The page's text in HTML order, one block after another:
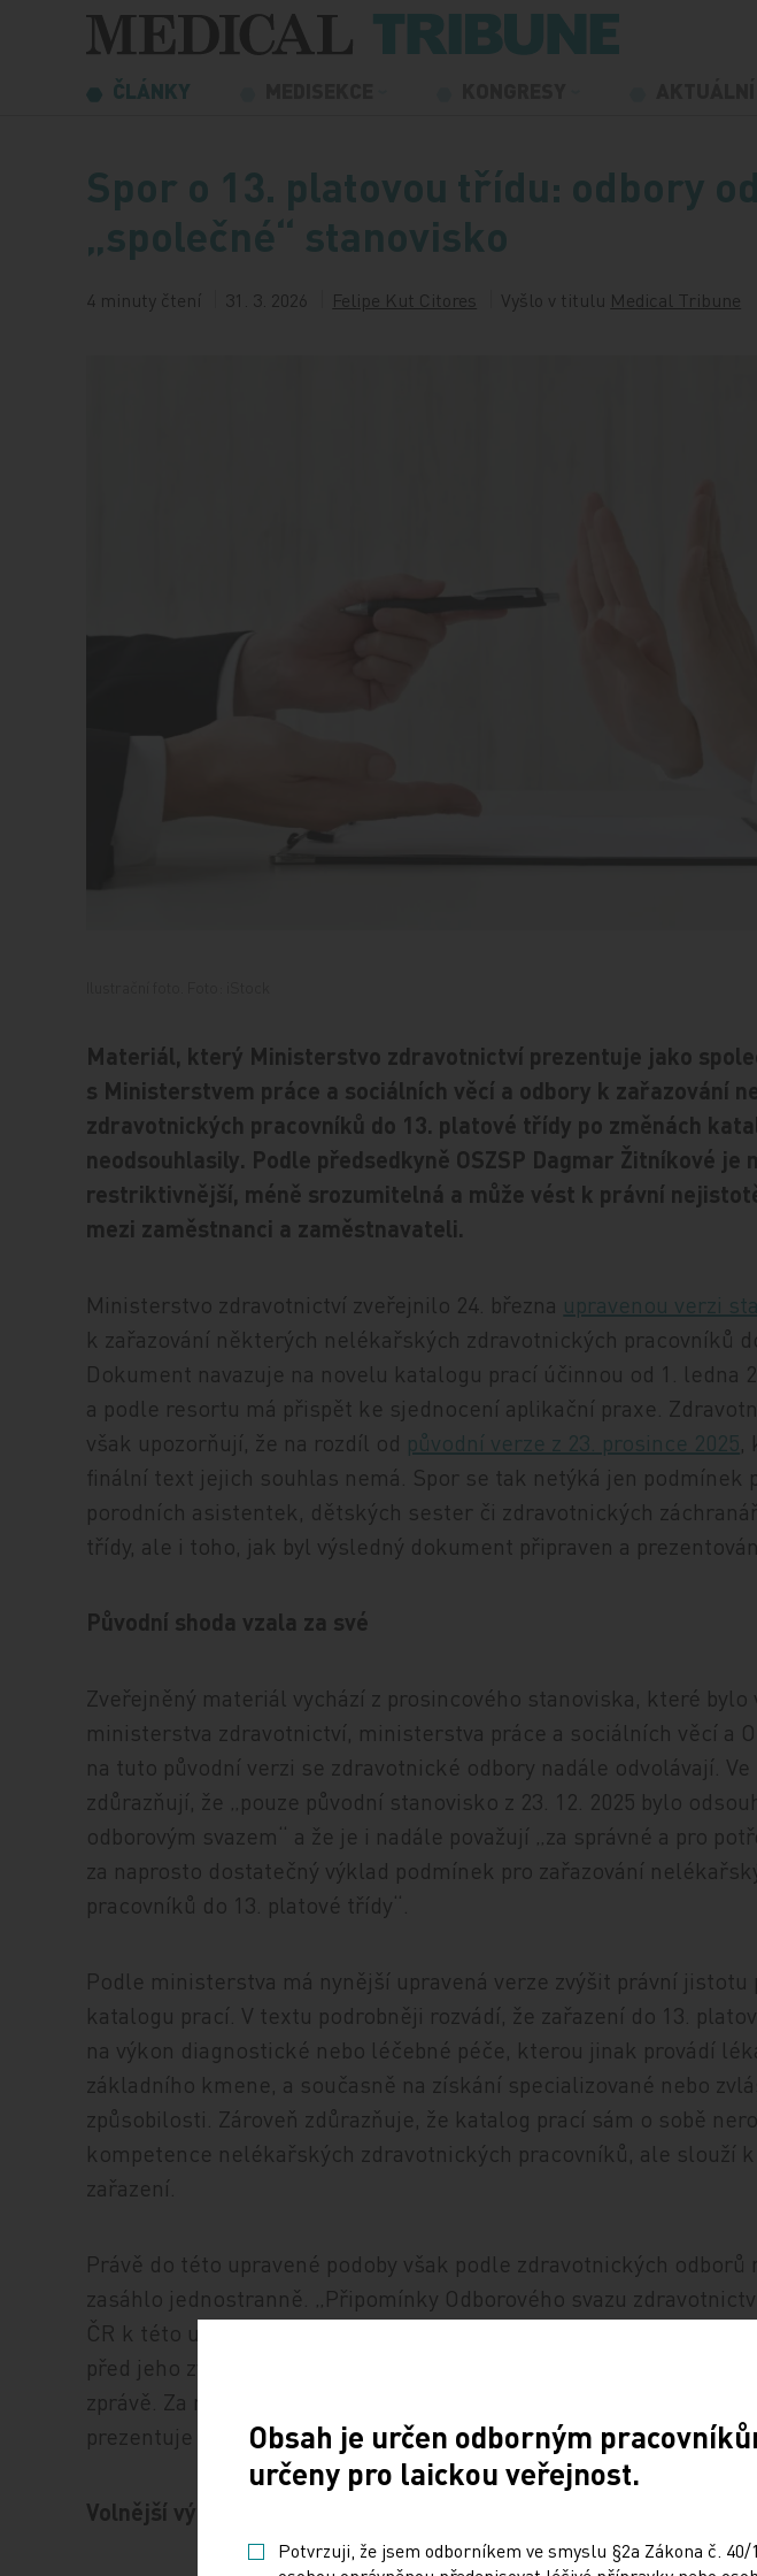
Přeskočit na obsah
ČLÁNKY
Spor o 13. platovou třídu: odbory
„společné“ stanovisko
4 minuty čtení 31. 3. 2026 Felipe Kut Citores Vyšlo v titulu Medical Tribune
Materiál, který Ministerstvo zdravotnictví prezentuje jako
s Ministerstvem práce a sociálních věcí a odbory k zařazování
zdravotnických pracovníků do 13. platové třídy po změnách
neodsouhlasily. Podle předsedkyně OSZSP Dagmar Žitníkové je
restriktivnější, méně srozumitelná a může vést k právní
mezi zaměstnanci a zaměstnavateli.
Ministerstvo zdravotnictví zveřejnilo 24. března upravenou verzi
k zařazování některých nelékařských zdravotnických pracovníků
Dokument navazuje na novelu katalogu prací účinnou od 1. ledna
a podle resortu má přispět ke sjednocení aplikační praxe.
však upozorňují, že na rozdíl od původní verze z 23. prosince 2025,
finální text jejich souhlas nemá. Spor se tak netýká jen podmínek
porodních asistentek, dětských sester či zdravotnických
třídy, ale i toho, jak byl výsledný dokument připraven a
Původní shoda vzala za své
Zveřejněný materiál vychází z prosincového stanoviska, které
ministerstva zdravotnictví, ministerstva práce a sociálních věcí a
na tuto původní verzi se zdravotnické odbory nadále odvolávají.
zdůrazňují, že „pouze původní stanovisko z 23. 12. 2025 bylo
odborovým svazem“ a že je i nadále považují „za správné a pro
za naprosto dostatečný výklad podmínek pro zařazování
pracovníků do 13. platové třídy“.
Podle ministerstva má nynější upravená verze zvýšit právní jistotu
katalogu prací. V textu podrobněji rozvádí, že zařazení do 13.
na výkon diagnostické nebo léčebné péče, kterou jinak provádí
základního kmene, a současně na získání specializované nebo
způsobilosti. Zároveň zdůrazňuje, že katalog prací sám o sobě
kompetence nelékařských zdravotnických pracovníků, ale slouží
zařazení.
Právě do této upravené podoby však podle zdravotnických
zasáhlo jednostranně. „Připomínky Odborového svazu
ČR k této upravené verzi stanoviska nebyly přijaty a finální verze
před jeho zveřejněním naším odborovým svazem odsouhlasena,“
zprávě. Za nepřijatelné pak označil, že ministerstvo takto upravený
prezentuje jako společný dokument.
Volnější výklad, rozdílná praxe
Obsah je určen odborným
určeny pro laickou veřejnost.
Potvrzuji, že jsem odborníkem ve smyslu §2a Zákona č.